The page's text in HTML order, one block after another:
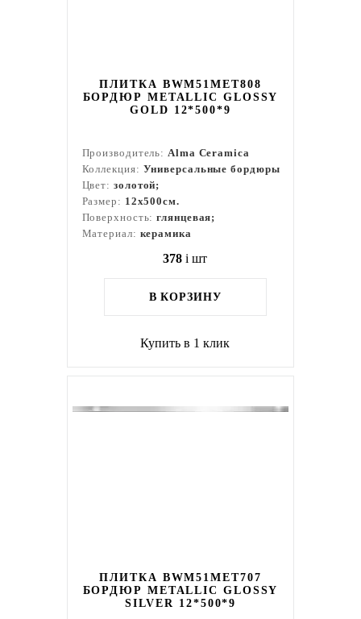
ПЛИТКА BWM51MET808
БОРДЮР METALLIC GLOSSY
GOLD 12*500*9
Производитель:Alma Ceramica
Коллекция: Универсальные бордюры
Цвет: золотой;
Размер: 12x500см.
Поверхность:глянцевая;
Материал: керамика
378 i шт
В КОРЗИНУ
Купить в 1 клик
ПЛИТКА BWM51MET707
БОРДЮР METALLIC GLOSSY
SILVER 12*500*9